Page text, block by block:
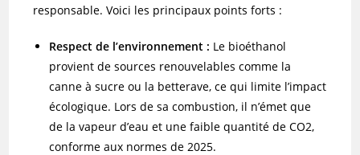
responsable. Voici les principaux points forts :
Respect de l’environnement : Le bioéthanol
provient de sources renouvelables comme la
canne à sucre ou la betterave, ce qui limite l’impact
écologique. Lors de sa combustion, il n’émet que
de la vapeur d’eau et une faible quantité de CO2,
conforme aux normes de 2025.